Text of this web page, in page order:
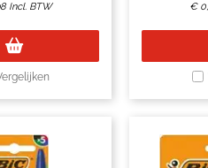
Incl. BTW €